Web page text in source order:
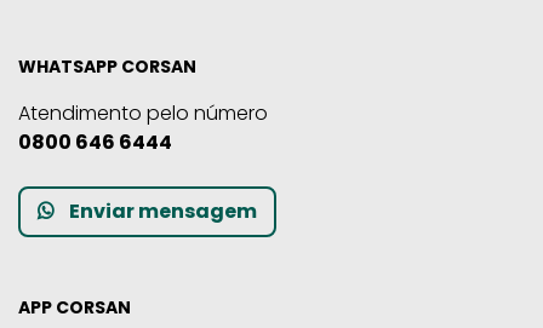
WHATSAPP CORSAN
Atendimento pelo número
0800 646 6444
Enviar mensagem
APP CORSAN